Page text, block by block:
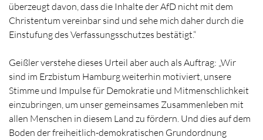
überzeugt davon, dass die Inhalte der AfD nicht mit dem
Christentum vereinbar sind und sehe mich daher durch die
Einstufung des Verfassungsschutzes bestätigt.“
Geißler verstehe dieses Urteil aber auch als Auftrag: „Wir
sind im Erzbistum Hamburg weiterhin motiviert, unsere
Stimme und Impulse für Demokratie und Mitmenschlichkeit
einzubringen, um unser gemeinsames Zusammenleben mit
allen Menschen in diesem Land zu fördern. Und dies auf dem
Boden der freiheitlich-demokratischen Grundordnung